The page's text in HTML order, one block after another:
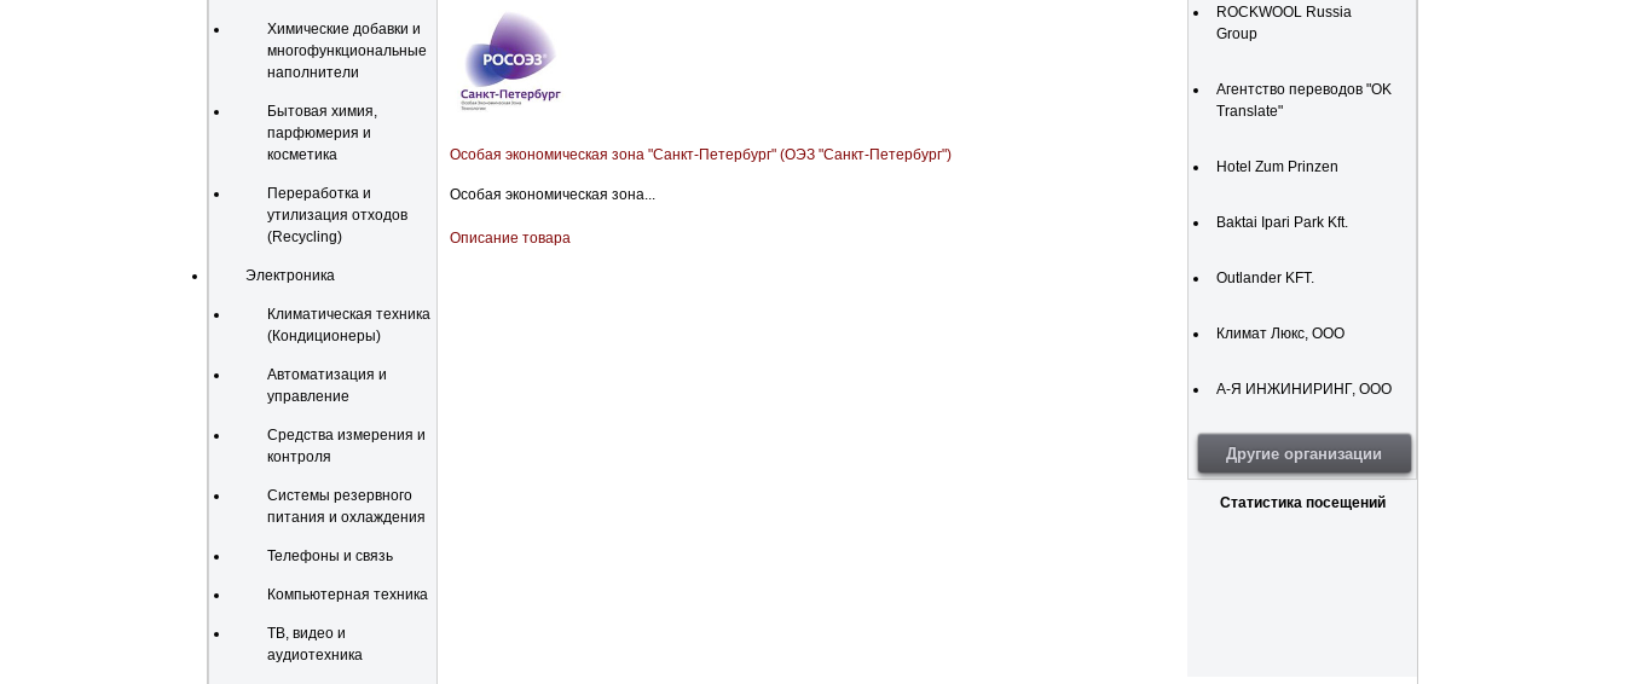
Химические добавки и
многофункциональные
наполнители
Бытовая химия,
парфюмерия и
косметика
Переработка и
утилизация отходов
(Recycling)
Электроника
Климатическая техника
(Кондиционеры)
Автоматизация и
управление
Средства измерения и
контроля
Системы резервного
питания и охлаждения
Телефоны и связь
Компьютерная техника
ТВ, видео и
аудиотехника
Особая экономическая зона "Санкт-Петербург" (ОЭЗ "Санкт-Петербург")
Особая экономическая зона...
Описание товара
ROCKWOOL Russia
Group
Агентство переводов "OK
Translate"
Hotel Zum Prinzen
Baktai Ipari Park Kft.
Outlander KFT.
Климат Люкс, ООО
А-Я ИНЖИНИРИНГ, ООО
Другие организации
Статистика посещений